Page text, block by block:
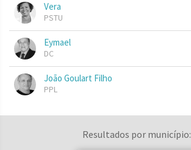
Vera
PSTU
Eymael
DC
João Goulart Filho
PPL
Resultados por município: